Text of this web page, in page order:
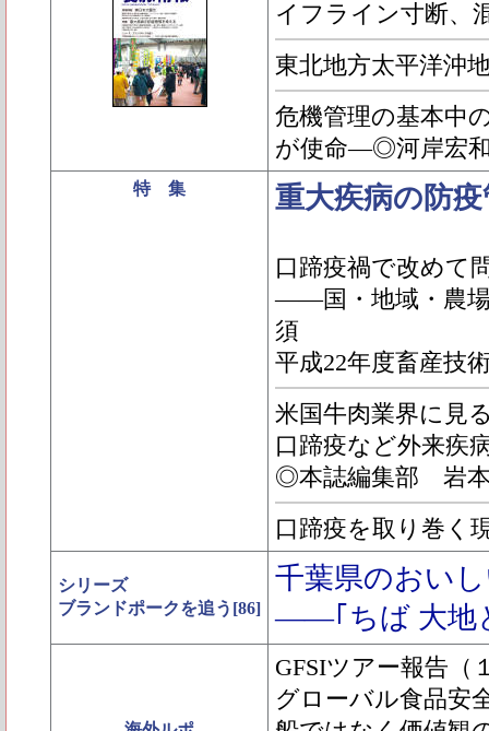
イフライン寸断、
東北地方太平洋沖
危機管理の基本中
が使命―◎河岸宏
特 集 重大疾病の防
口蹄疫禍で改めて
――国・地域・農
須
平成22年度畜産技
米国牛肉業界に見
口蹄疫など外来疾
◎本誌編集部 岩
口蹄疫を取り巻く
シリーズ
ブランドポークを追う[86]
千葉県のおい
――｢ちば 大地
GFSIツアー報告（
グローバル食品